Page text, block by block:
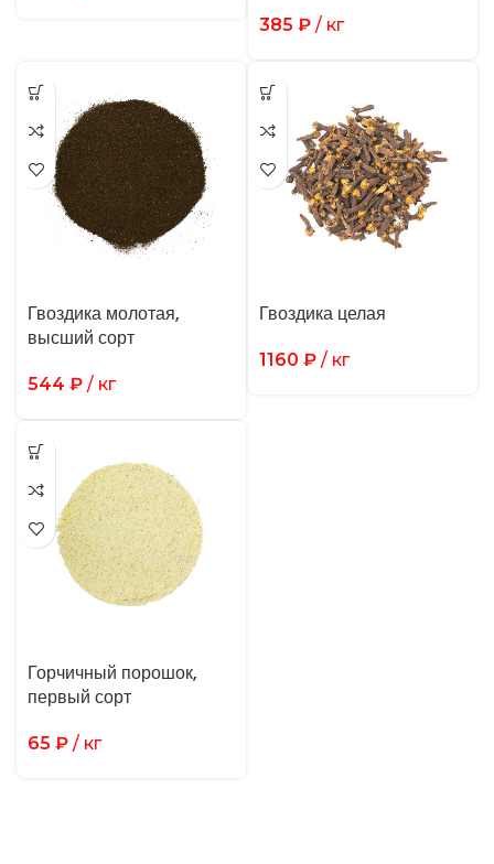
385 ₽ / кг
Гвоздика молотая,
высший сорт
544 ₽ / кг
Гвоздика целая
1160 ₽ / кг
Горчичный порошок,
первый сорт
65 ₽ / кг